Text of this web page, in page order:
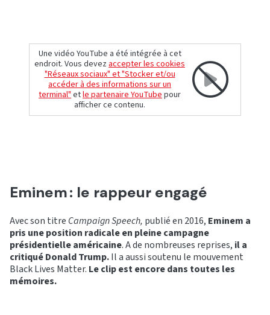
Une vidéo YouTube a été intégrée à cet
endroit. Vous devez accepter les cookies
"Réseaux sociaux" et "Stocker et/ou
accéder à des informations sur un
terminal" etle partenaire YouTube pour
afficher ce contenu.
Eminem : le rappeur engagé
Avec son titre Campaign Speech, publié en 2016, Eminem a
pris une position radicale en pleine campagne
présidentielle américaine. A de nombreuses reprises, il a
critiqué Donald Trump.Il a aussi soutenu le mouvement
Black Lives Matter. Le clip est encore dans toutes les
mémoires.